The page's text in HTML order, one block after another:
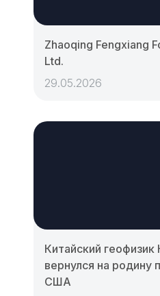
Zhaoqing Fengxiang
Ltd.
29.05.2026
Китайский
вернулся на родину
США